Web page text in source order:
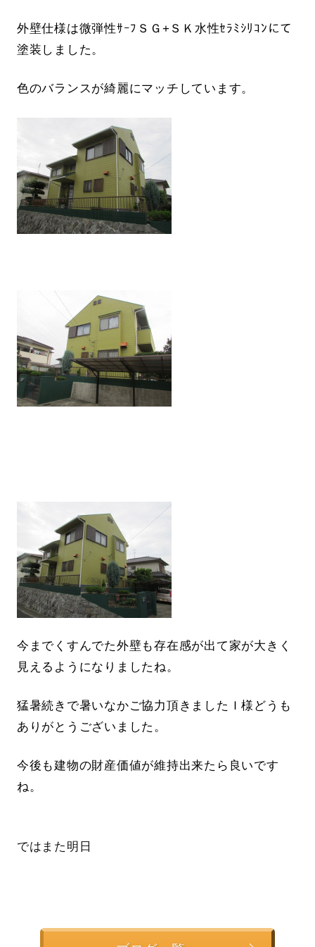
外壁仕様は微弾性ｻｰﾌＳＧ+ＳＫ水性ｾﾗﾐｼﾘｺﾝにて
塗装しました。
色のバランスが綺麗にマッチしています。
今までくすんでた外壁も存在感が出て家が大きく
見えるようになりましたね。
猛暑続きで暑いなかご協力頂きましたＩ様どうも
ありがとうございました。
今後も建物の財産価値が維持出来たら良いです
ね。
ではまた明日